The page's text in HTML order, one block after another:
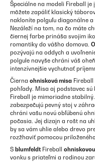
Špeciálne na modeli Fireball
môžete zapáliť klasický
nakloníte polguľu diagonálne
Nezáleží na tom, na čo máte
čiernej farbe prináša svojim
romantiky do vášho domova.
pozývajú na oddych a
polgule navyše chráni váš
intenzívnejšie vychutnať
Čierna ohnisková misa Fireball
pohľady. Misa aj podstavec sú
Fireball je mimoriadne
zabezpečujú pevný stoj v
chráni vašu novú obľúbenú
počasia. Jej dizajn a rošt na
by sa vám uhlie alebo drevo
rozžhaviť pomocou
S blumfeldtFireball
vonku s priateľmi a rodinou